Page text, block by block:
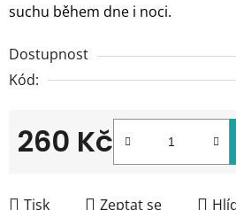
suchu během dne i noci.
Dostupnost
Kód:
260 Kč
Tisk Zeptat se